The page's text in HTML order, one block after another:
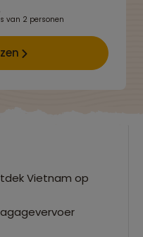
van 2 personen
Vietnam op